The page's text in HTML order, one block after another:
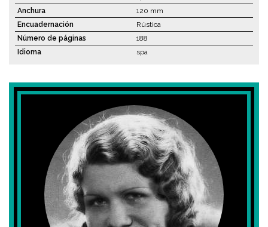
Anchura
120 mm
Encuadernación
Rústica
Número de páginas
188
Idioma
spa